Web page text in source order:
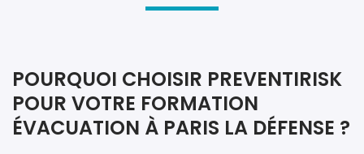
POURQUOI CHOISIR PREVENTIRISK
POUR VOTRE FORMATION
ÉVACUATION À PARIS LA DÉFENSE ?